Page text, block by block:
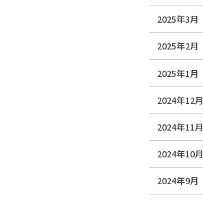
2025年3月
2025年2月
2025年1月
2024年12月
2024年11月
2024年10月
2024年9月